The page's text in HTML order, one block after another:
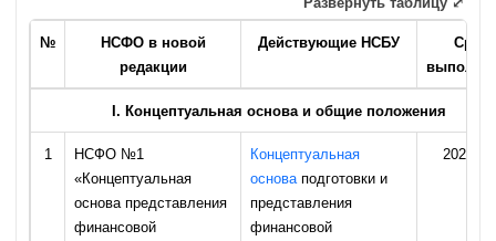
№
НСФО в новой
редакции
Действующие НСБУ
Срок
I. Концептуальная основа и общие положения
1
НСФО №1
«Концептуальная
основа представления
финансовой
Концептуальная
основа подготовки и
представления
финансовой
2026